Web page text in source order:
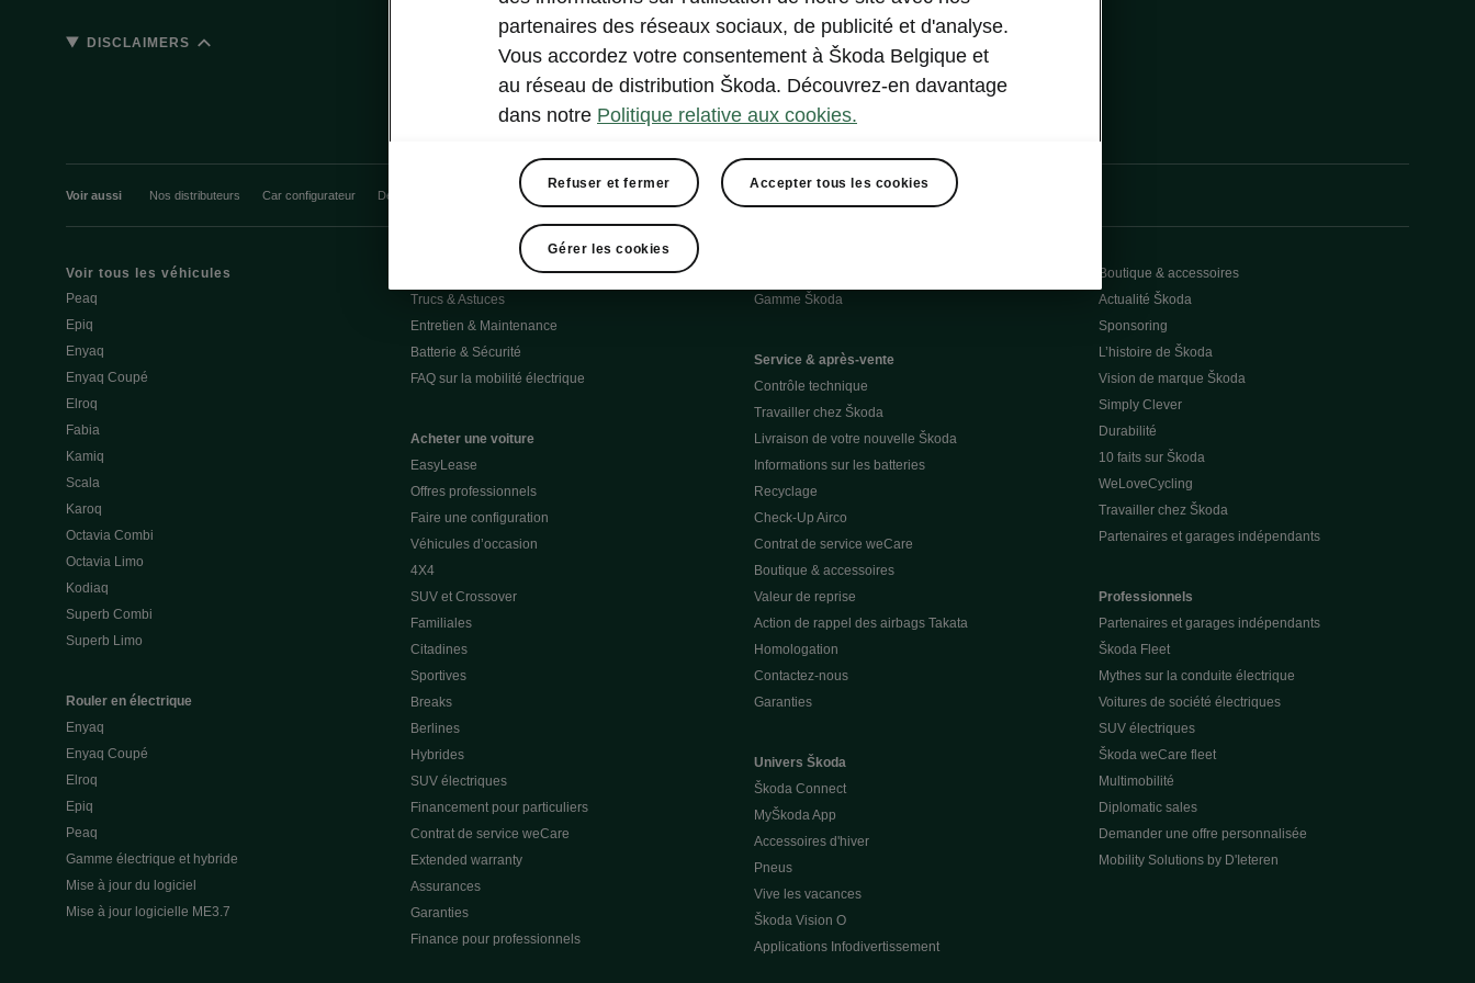
DISCLAIMERS
Voir aussi Nos distributeurs Car configurateur Découvrir nos offres Demander un essai
Voir tous les véhicules
Peaq
Epiq
Enyaq
Enyaq Coupé
Elroq
Fabia
Kamiq
Scala
Karoq
Octavia Combi
Octavia Limo
Kodiaq
Superb Combi
Superb Limo
Rouler en électrique
Enyaq
Enyaq Coupé
Elroq
Epiq
Peaq
Gamme électrique et hybride
Mise à jour du logiciel
Mise à jour logicielle ME3.7
Solutions recharge D'Ieteren Energy
Trucs & Astuces
Entretien & Maintenance
Batterie & Sécurité
FAQ sur la mobilité électrique
Acheter une voiture
EasyLease
Offres professionnels
Faire une configuration
Véhicules d’occasion
4X4
SUV et Crossover
Familiales
Citadines
Sportives
Breaks
Berlines
Hybrides
SUV électriques
Financement pour particuliers
Contrat de service weCare
Extended warranty
Assurances
Garanties
Finance pour professionnels
Gamme Škoda
Service & après-vente
Contrôle technique
Travailler chez Škoda
Livraison de votre nouvelle Škoda
Informations sur les batteries
Recyclage
Check-Up Airco
Contrat de service weCare
Boutique & accessoires
Valeur de reprise
Action de rappel des airbags Takata
Homologation
Contactez-nous
Garanties
Univers Škoda
Škoda Connect
MyŠkoda App
Accessoires d'hiver
Pneus
Vive les vacances
Škoda Vision O
Applications Infodivertissement
Boutique & accessoires
Actualité Škoda
Sponsoring
L’histoire de Škoda
Vision de marque Škoda
Simply Clever
Durabilité
10 faits sur Škoda
WeLoveCycling
Travailler chez Škoda
Partenaires et garages indépendants
Professionnels
Partenaires et garages indépendants
Škoda Fleet
Mythes sur la conduite électrique
Voitures de société électriques
SUV électriques
Škoda weCare fleet
Multimobilité
Diplomatic sales
Demander une offre personnalisée
Mobility Solutions by D'Ieteren
partenaires des réseaux sociaux, de publicité et d'analyse.
Vous accordez votre consentement à Škoda Belgique et
au réseau de distribution Škoda. Découvrez-en davantage
dans notre Politique relative aux cookies.
Refuser et fermer Accepter tous les cookies
Gérer les cookies